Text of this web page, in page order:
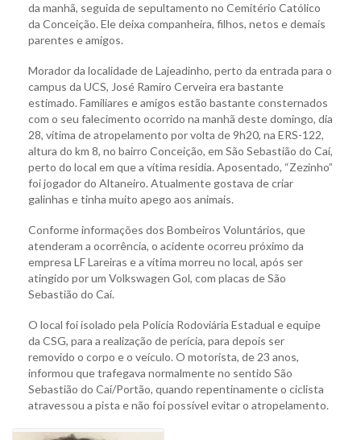
da manhã, seguida de sepultamento no Cemitério Católico
da Conceição. Ele deixa companheira, filhos, netos e demais
parentes e amigos.
Morador da localidade de Lajeadinho, perto da entrada para o
campus da UCS, José Ramiro Cerveira era bastante
estimado. Familiares e amigos estão bastante consternados
com o seu falecimento ocorrido na manhã deste domingo, dia
28, vítima de atropelamento por volta de 9h20, na ERS-122,
altura do km 8, no bairro Conceição, em São Sebastião do Caí,
perto do local em que a vítima residia. Aposentado, “Zezinho”
foi jogador do Altaneiro. Atualmente gostava de criar
galinhas e tinha muito apego aos animais.
Conforme informações dos Bombeiros Voluntários, que
atenderam a ocorrência, o acidente ocorreu próximo da
empresa LF Lareiras e a vítima morreu no local, após ser
atingido por um Volkswagen Gol, com placas de São
Sebastião do Caí.
O local foi isolado pela Polícia Rodoviária Estadual e equipe
da CSG, para a realização de perícia, para depois ser
removido o corpo e o veículo. O motorista, de 23 anos,
informou que trafegava normalmente no sentido São
Sebastião do Caí/Portão, quando repentinamente o ciclista
atravessou a pista e não foi possível evitar o atropelamento.